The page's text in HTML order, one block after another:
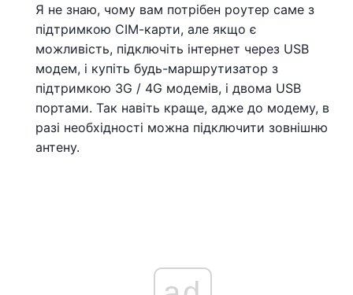
Я не знаю, чому вам потрібен роутер саме з
підтримкою СІМ-карти, але якщо є
можливість, підключіть інтернет через USB
модем, і купіть будь-маршрутизатор з
підтримкою 3G / 4G модемів, і двома USB
портами. Так навіть краще, адже до модему, в
разі необхідності можна підключити зовнішню
антену.